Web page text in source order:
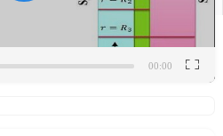
00:00